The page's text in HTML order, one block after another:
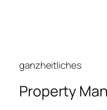
ganzheitliches
Property